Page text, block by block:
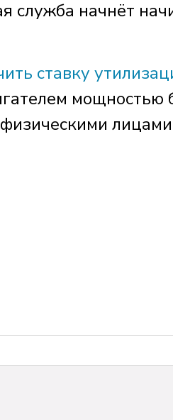
служба начнёт
ставку
мощностью